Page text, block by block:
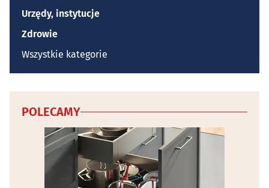
Urzędy, instytucje
Zdrowie
Wszystkie kategorie
POLECAMY